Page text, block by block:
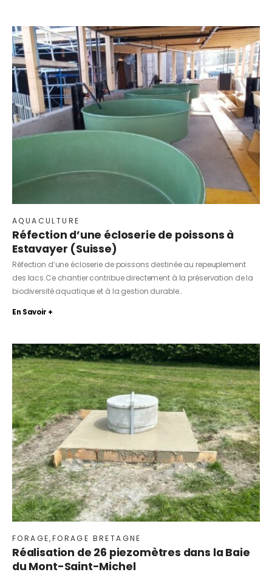
AQUACULTURE
Réfection d’une écloserie de poissons à
Estavayer (Suisse)
Réfection d’une écloserie de poissons destinée au repeuplement
des lacs.Ce chantier contribue directement à la préservation de la
biodiversité aquatique et à la gestion durable…
En Savoir +
FORAGE,FORAGE BRETAGNE
Réalisation de 26 piezomètres dans la Baie
du Mont-Saint-Michel